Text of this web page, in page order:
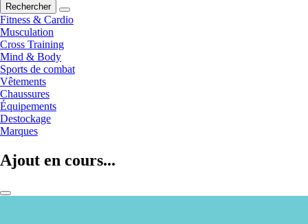
Rechercher
Fitness & Cardio
Musculation
Cross Training
Mind & Body
Sports de combat
Vêtements
Chaussures
Équipements
Destockage
Marques
Ajout en cours...